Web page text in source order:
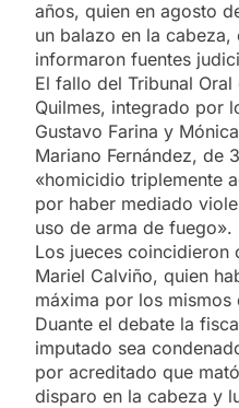
años, quien en agosto
un balazo en la cabeza,
informaron fuentes
El fallo del Tribunal
Quilmes, integrado por
Gustavo Farina y
Mariano Fernández, de
«homicidio triplemente
por haber mediado
uso de arma de fuego».
Los jueces
Mariel Calviño, quien
máxima por los mismos
Duante el debate la
imputado sea
por acreditado que
disparo en la cabeza y